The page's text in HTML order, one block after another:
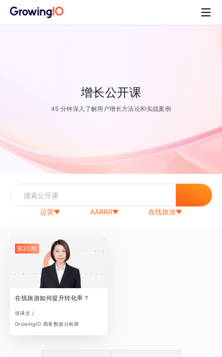
增长公开课
45 分钟深入了解用户增长方法论和实战案例
运营 AARRR 在线旅游
第20期
在线旅游如何提升转化率？
张译文 /
GrowingIO 商务数据分析师